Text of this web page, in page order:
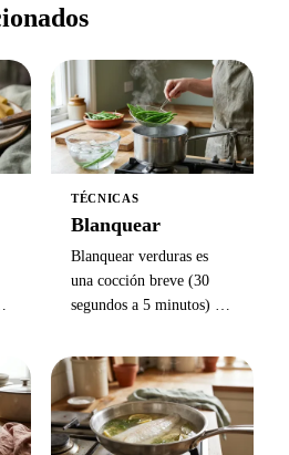
TÉCNICAS
Blanquear
Blanquear verduras es
una cocción breve (30
segundos a 5 minutos) en
seguida de un choque en
agua con hielo — fija el
color y desactiva enzimas
antes de congelar.